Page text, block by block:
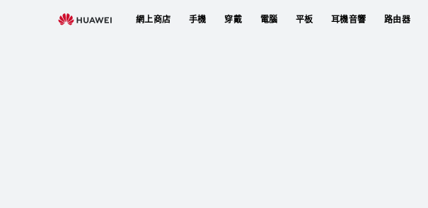
網上商店 手機 穿戴 電腦 平板 耳機音響 路由器